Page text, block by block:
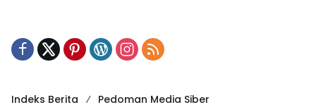
Indeks Berita Pedoman Media Siber